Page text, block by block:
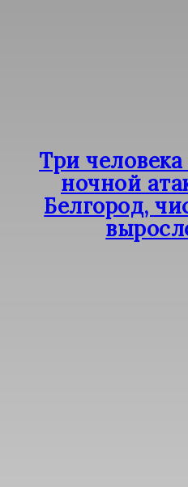
Три
ночной
Белгород,